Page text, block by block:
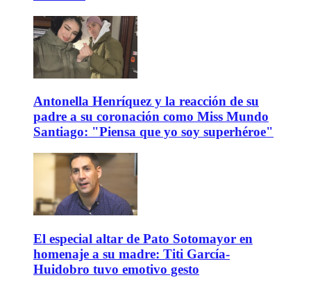
Antonella Henríquez y la reacción de su
padre a su coronación como Miss Mundo
Santiago: "Piensa que yo soy superhéroe"
El especial altar de Pato Sotomayor en
homenaje a su madre: Titi García-
Huidobro tuvo emotivo gesto